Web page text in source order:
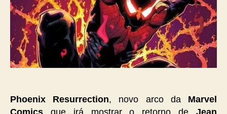
Phoenix Resurrection, novo arco da Marvel
Comics que irá mostrar o retorno deJean